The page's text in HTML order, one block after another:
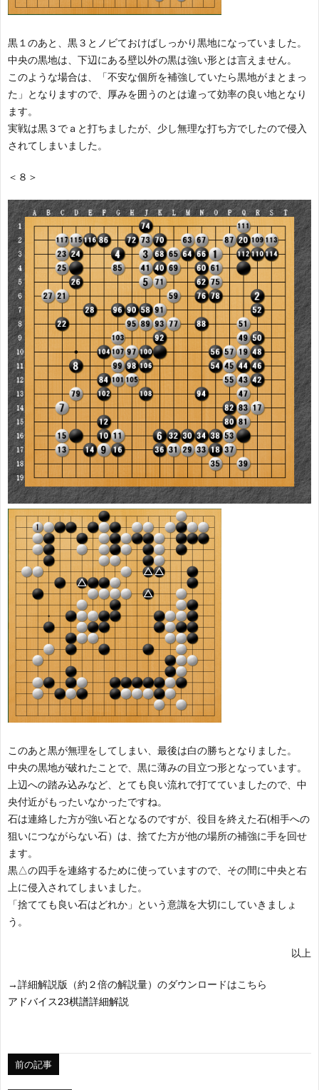
黒１のあと、黒３とノビておけばしっかり黒地になっていました。
中央の黒地は、下辺にある壁以外の黒は強い形とは言えません。
このような場合は、「不安な個所を補強していたら黒地がまとまっ
た」となりますので、厚みを囲うのとは違って効率の良い地となり
ます。
実戦は黒３でａと打ちましたが、少し無理な打ち方でしたので侵入
されてしまいました。
＜８＞
このあと黒が無理をしてしまい、最後は白の勝ちとなりました。
中央の黒地が破れたことで、黒に薄みの目立つ形となっています。
上辺への踏み込みなど、とても良い流れで打てていましたので、中
央付近がもったいなかったですね。
石は連絡した方が強い石となるのですが、役目を終えた石(相手への
狙いにつながらない石）は、捨てた方が他の場所の補強に手を回せ
ます。
黒△の四手を連絡するために使っていますので、その間に中央と右
上に侵入されてしまいました。
「捨てても良い石はどれか」という意識を大切にしていきましょ
う。
以上
→詳細解説版（約２倍の解説量）のダウンロードはこちら
アドバイス23棋譜詳細解説
前の記事